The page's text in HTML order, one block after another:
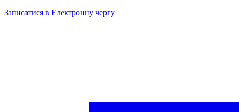
Записатися в Електронну чергу